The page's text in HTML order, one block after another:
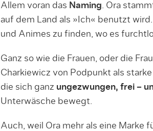
Allem voran das Naming. Ora
auf dem Land als »Ich« benutzt
und Animes zu finden, wo es
Ganz so wie die Frauen, oder die
Charkiewicz von Podpunkt als
die sich ganz ungezwungen, frei –
Unterwäsche bewegt.
Auch, weil Ora mehr als eine Marke